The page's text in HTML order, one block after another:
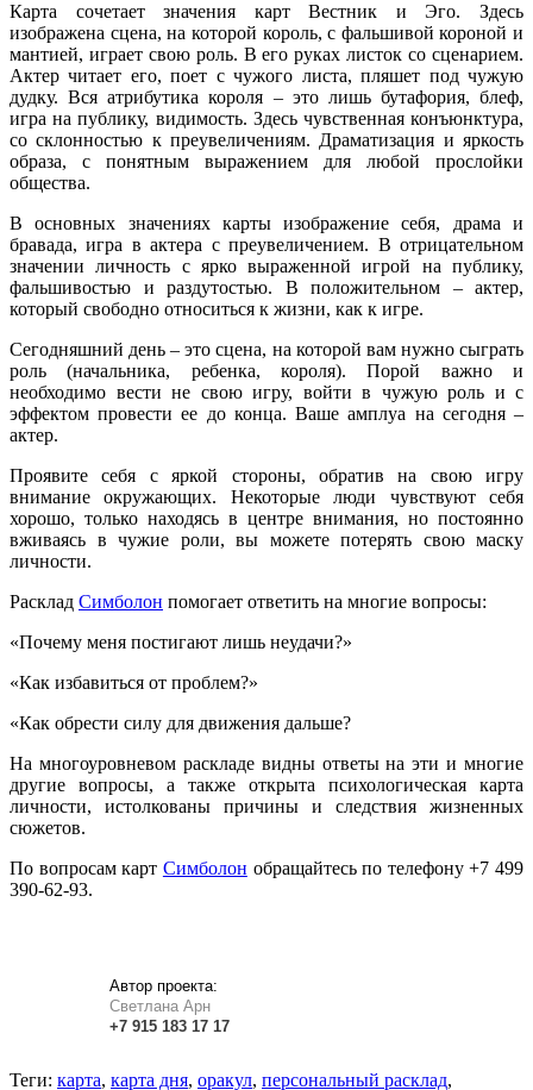
Карта сочетает значения карт Вестник и Эго. Здесь
изображена сцена, на которой король, с фальшивой короной и
мантией, играет свою роль. В его руках листок со сценарием.
Актер читает его, поет с чужого листа, пляшет под чужую
дудку. Вся атрибутика короля – это лишь бутафория, блеф,
игра на публику, видимость. Здесь чувственная конъюнктура,
со склонностью к преувеличениям. Драматизация и яркость
образа, с понятным выражением для любой прослойки
общества.
В основных значениях карты изображение себя, драма и
бравада, игра в актера с преувеличением. В отрицательном
значении личность с ярко выраженной игрой на публику,
фальшивостью и раздутостью. В положительном – актер,
который свободно относиться к жизни, как к игре.
Сегодняшний день – это сцена, на которой вам нужно сыграть
роль (начальника, ребенка, короля). Порой важно и
необходимо вести не свою игру, войти в чужую роль и с
эффектом провести ее до конца. Ваше амплуа на сегодня –
актер.
Проявите себя с яркой стороны, обратив на свою игру
внимание окружающих. Некоторые люди чувствуют себя
хорошо, только находясь в центре внимания, но постоянно
вживаясь в чужие роли, вы можете потерять свою маску
личности.
Расклад Симболон помогает ответить на многие вопросы:
«Почему меня постигают лишь неудачи?»
«Как избавиться от проблем?»
«Как обрести силу для движения дальше?
На многоуровневом раскладе видны ответы на эти и многие
другие вопросы, а также открыта психологическая карта
личности, истолкованы причины и следствия жизненных
сюжетов.
По вопросам карт Симболон обращайтесь по телефону +7 499
390-62-93.
Автор проекта:
Светлана Арн
+7 915 183 17 17
Теги: карта, карта дня, оракул, персональный расклад,